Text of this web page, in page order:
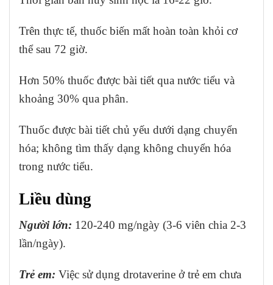
Trên thực tế, thuốc biến mất hoàn toàn khỏi cơ
thể sau 72 giờ.
Hơn 50% thuốc được bài tiết qua nước tiểu và
khoảng 30% qua phân.
Thuốc được bài tiết chủ yếu dưới dạng chuyển
hóa; không tìm thấy dạng không chuyển hóa
trong nước tiểu.
Liều dùng
Người lớn: 120-240 mg/ngày (3-6 viên chia 2-3
lần/ngày).
Trẻ em: Việc sử dụng drotaverine ở trẻ em chưa